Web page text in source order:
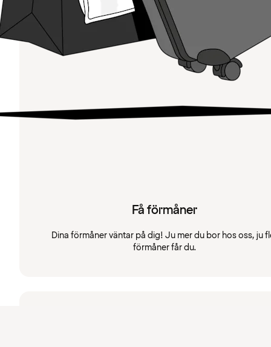
Få förmåner
Dina förmåner väntar på dig! Ju mer du bor hos oss, ju
förmåner får du.